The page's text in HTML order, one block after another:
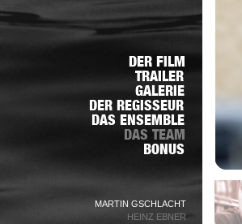
MARTIN GSCHLACHT
HEINZ EBNER